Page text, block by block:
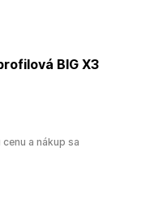
BIG X3
a nákup sa